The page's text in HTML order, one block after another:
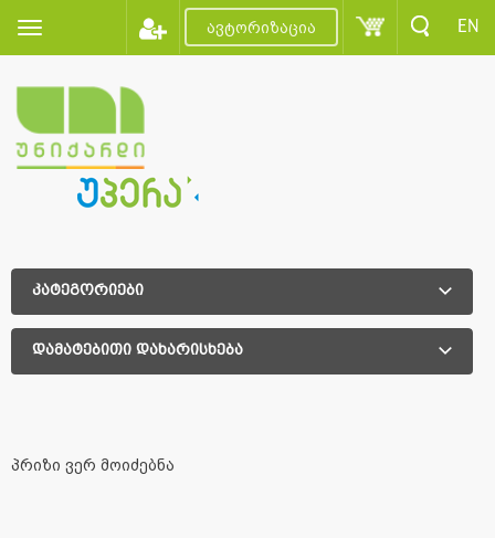
ავტორიზაცია EN
კატეგორიები
დამატებითი დახარისხება
პრიზი ვერ მოიძებნა